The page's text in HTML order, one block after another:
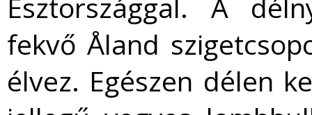
Észtországgal. A
fekvő Åland
élvez. Egészen délen